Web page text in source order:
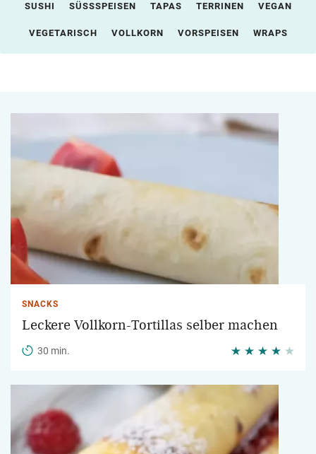
SUSHI SÜSSSPEISEN TAPAS TERRINEN VEGAN
VEGETARISCH VOLLKORN VORSPEISEN WRAPS
SNACKS
Leckere Vollkorn-Tortillas selber machen
30 min.